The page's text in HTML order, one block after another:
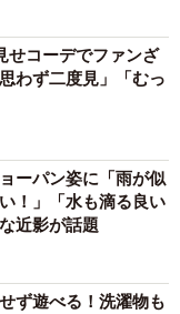
コーデでファンざ
わず二度見」「むっ
ーパン姿に「雨が似
！」「水も滴る良い
近影が話題
ず遊べる！洗濯物も